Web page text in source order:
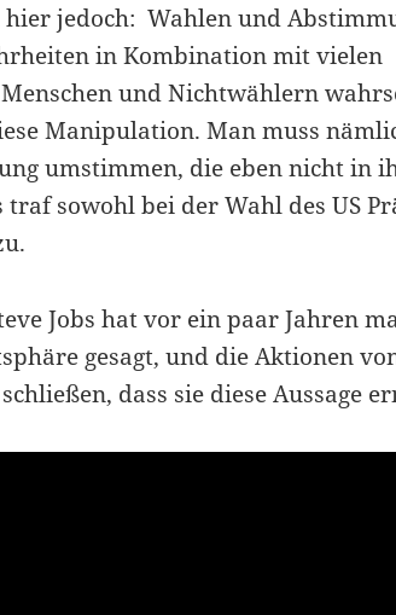
jedoch: Wahlen und
in Kombination mit vielen
und Nichtwählern
Manipulation. Man muss
umstimmen, die eben nicht in
traf sowohl bei der Wahl des US
Jobs hat vor ein paar Jahren
gesagt, und die Aktionen
dass sie diese Aussage